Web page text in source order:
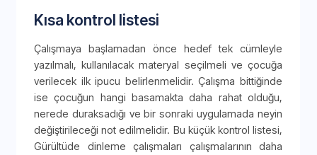
Kısa kontrol listesi
Çalışmaya başlamadan önce hedef tek cümleyle
yazılmalı, kullanılacak materyal seçilmeli ve çocuğa
verilecek ilk ipucu belirlenmelidir. Çalışma bittiğinde
ise çocuğun hangi basamakta daha rahat olduğu,
nerede duraksadığı ve bir sonraki uygulamada neyin
değiştirileceği not edilmelidir. Bu küçük kontrol listesi,
Gürültüde dinleme çalışmaları çalışmalarının daha